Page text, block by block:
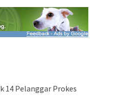
14 Pelanggar Prokes